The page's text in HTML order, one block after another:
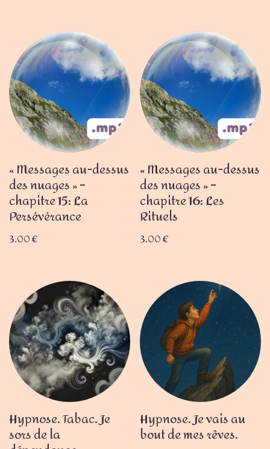
« Messages au-dessus
des nuages » –
chapitre 15: La
Persévérance
3,00€
« Messages au-dessus
des nuages » –
chapitre 16: Les
Rituels
3,00€
Hypnose. Tabac. Je
sors de la
Hypnose. Je vais au
bout de mes rêves.